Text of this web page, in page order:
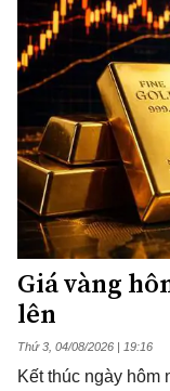
Giá vàng
lên
Thứ 3, 04/08/2026 | 19:16
Kết thúc ngày hôm